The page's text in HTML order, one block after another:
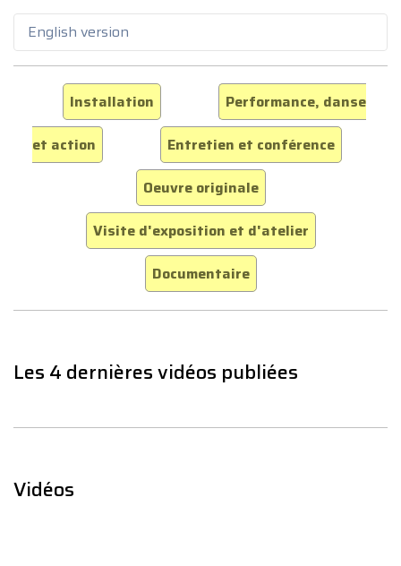
English version
Installation
Performance, danse
et action
Entretien et conférence
Oeuvre originale
Visite d'exposition et d'atelier
Documentaire
Les 4 dernières vidéos publiées
Vidéos